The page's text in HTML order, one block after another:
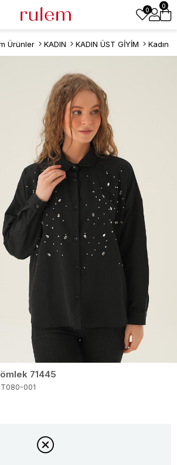
0
0
Ürünler KADIN KADIN ÜST GİYİM Kadın
71445
001